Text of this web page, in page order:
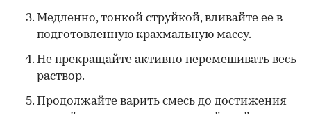
Медленно, тонкой струйкой, вливайте ее в
подготовленную крахмальную массу.
Не прекращайте активно перемешивать весь
раствор.
Продолжайте варить смесь до достижения